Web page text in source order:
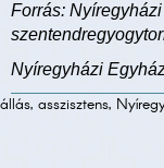
Forrás:
Nyíregyházi
állás, asszisztens,